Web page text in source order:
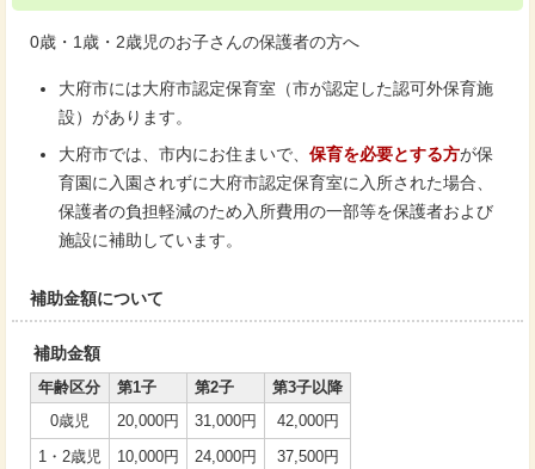
0歳・1歳・2歳児のお子さんの保護者の方へ
大府市には大府市認定保育室（市が認定した認可外保育施
設）があります。
大府市では、市内にお住まいで、 保育を必要とする方が保
育園に入園されずに大府市認定保育室に入所された場合、
保護者の負担軽減のため入所費用の一部等を保護者および
施設に補助しています。
補助金額について
補助金額
年齢区分
第1子 第2子
第3子以降
0歳児
20,000円 31,000円
42,000円
1・2歳児
10,000円 24,000円 37,500円